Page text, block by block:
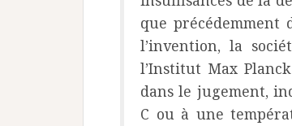
que précédemment
l’invention, la
l’Institut Max
dans le jugement,
C ou à une